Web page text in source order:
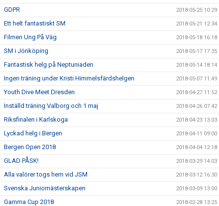
GDPR 2018-05-25 10:29
Ett helt fantastiskt SM 2018-05-21 12:34
Filmen Ung På Väg 2018-05-18 16:18
SM i Jönköping 2018-05-17 17:35
Fantastisk helg på Neptuniaden 2018-05-14 18:14
Ingen träning under Kristi Himmelsfärdshelgen 2018-05-07 11:49
Youth Dive Meet Dresden 2018-04-27 11:52
Inställd träning Valborg och 1 maj 2018-04-26 07:42
Riksfinalen i Karlskoga 2018-04-23 13:03
Lyckad helg i Bergen 2018-04-11 09:00
Bergen Open 2018 2018-04-04 12:18
GLAD PÅSK! 2018-03-29 14:03
Alla valörer togs hem vid JSM 2018-03-12 16:30
Svenska Juniomästerskapen 2018-03-09 13:00
Gamma Cup 2018 2018-02-28 13:25